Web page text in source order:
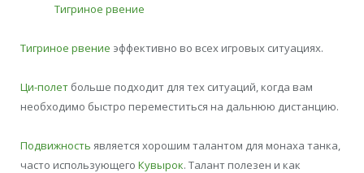
Тигриное рвение
Тигриное рвение эффективно во всех игровых ситуациях.
Ци-полет больше подходит для тех ситуаций, когда вам
необходимо быстро переместиться на дальнюю дистанцию.
Подвижность является хорошим талантом для монаха танка,
часто использующего Кувырок. Талант полезен и как